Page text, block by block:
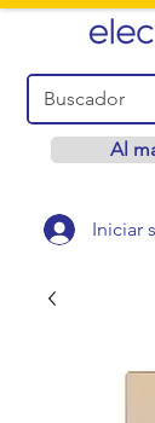
Al
Iniciar